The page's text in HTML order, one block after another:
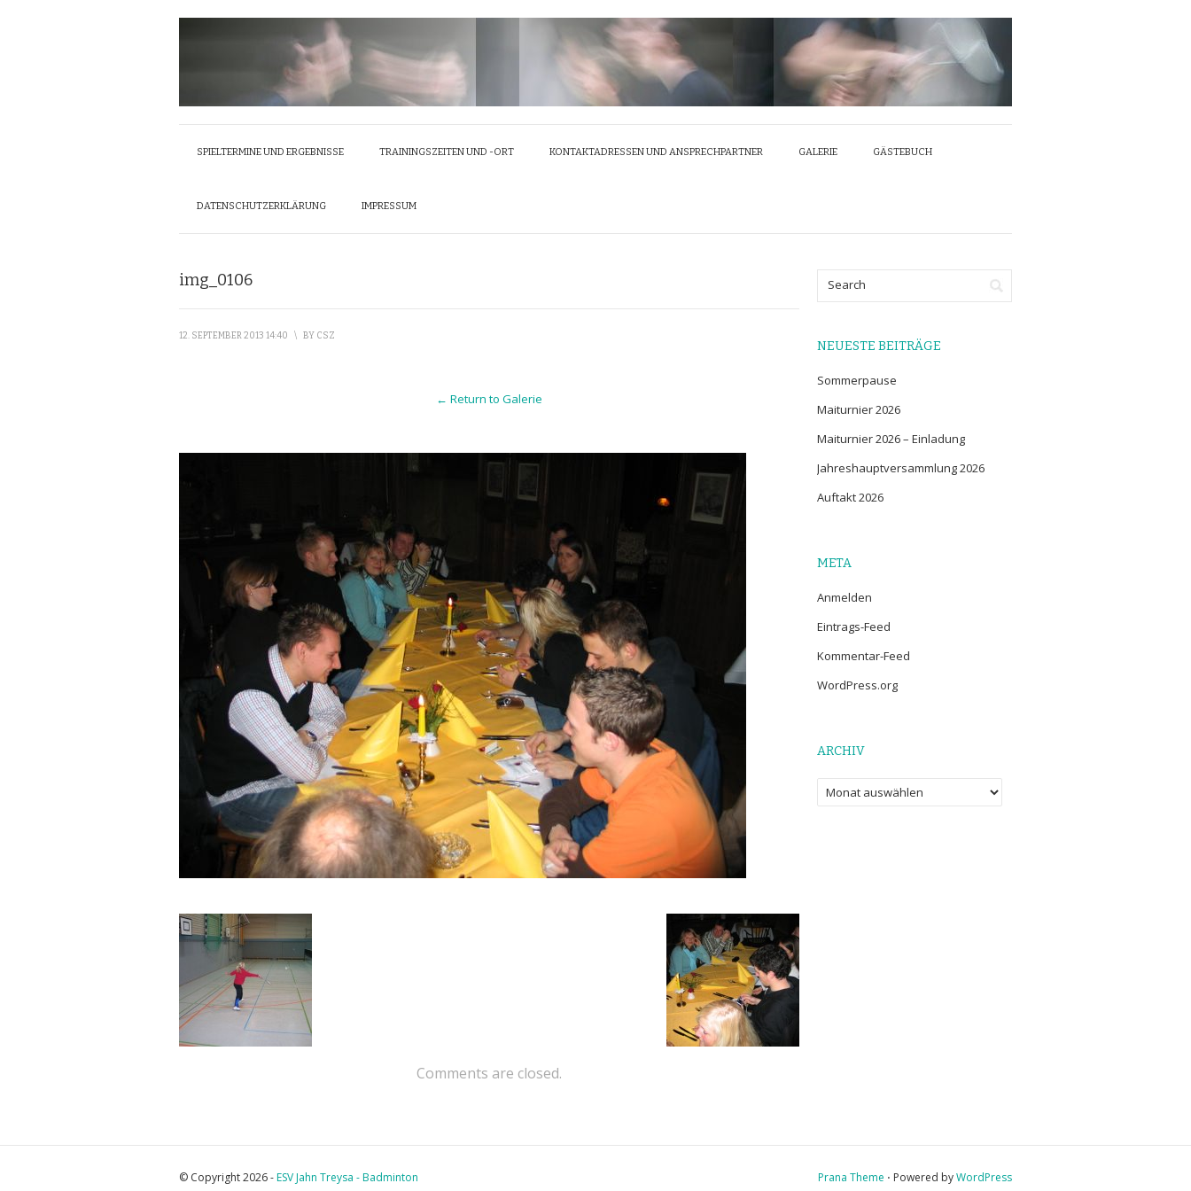
SPIELTERMINE UND ERGEBNISSE TRAININGSZEITEN UND -ORT KONTAKTADRESSEN UND ANSPRECHPARTNER GALERIE GÄSTEBUCH
DATENSCHUTZERKLÄRUNG IMPRESSUM
img_0106
12. SEPTEMBER 2013 14:40 \ BY CSZ
← Return to Galerie
Comments are closed.
NEUESTE BEITRÄGE
Sommerpause
Maiturnier 2026
Maiturnier 2026 – Einladung
Jahreshauptversammlung 2026
Auftakt 2026
META
Anmelden
Eintrags-Feed
Kommentar-Feed
WordPress.org
ARCHIV
Archiv
© Copyright 2026 -ESV Jahn Treysa - Badminton Prana Theme ⋅ Powered byWordPress